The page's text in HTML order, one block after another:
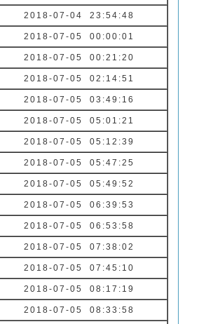
2018-07-04 23:54:48
2018-07-05 00:00:01
2018-07-05 00:21:20
2018-07-05 02:14:51
2018-07-05 03:49:16
2018-07-05 05:01:21
2018-07-05 05:12:39
2018-07-05 05:47:25
2018-07-05 05:49:52
2018-07-05 06:39:53
2018-07-05 06:53:58
2018-07-05 07:38:02
2018-07-05 07:45:10
2018-07-05 08:17:19
2018-07-05 08:33:58